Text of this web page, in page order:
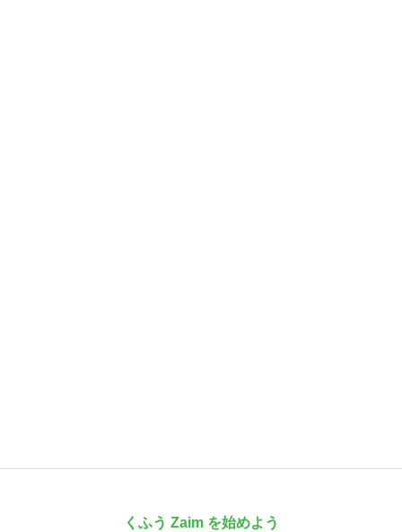
くふう Zaim を始めよう